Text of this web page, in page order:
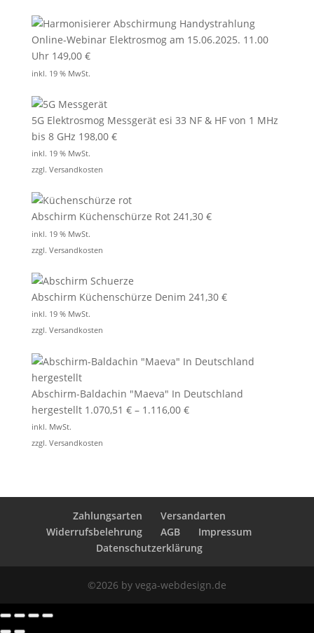
Online-Webinar Elektrosmog am 15.06.2025. 11.00
Uhr 149,00 €
inkl. 19 % MwSt.
5G Elektrosmog Messgerät esi 33 NF & HF von 1 MHz
bis 8 GHz 198,00 €
inkl. 19 % MwSt.
zzgl. Versandkosten
Abschirm Küchenschürze Rot 241,30 €
inkl. 19 % MwSt.
zzgl. Versandkosten
Abschirm Küchenschürze Denim 241,30 €
inkl. 19 % MwSt.
zzgl. Versandkosten
Abschirm-Baldachin "Maeva" In Deutschland
hergestellt 1.070,51 €– 1.116,00 €
inkl. MwSt.
zzgl. Versandkosten
Zahlungsarten
Versandarten
Widerrufsbelehrung
AGB
Impressum
Datenschutzerklärung
©2026 by vega-webdesign.de